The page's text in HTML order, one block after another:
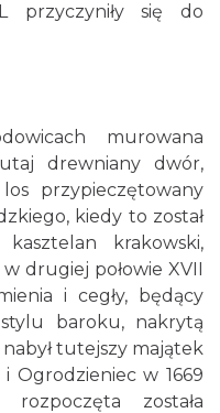
przyczyniły się do
murowana
drewniany dwór,
przypieczętowany
kiedy to został
krakowski,
w drugiej połowie XVII
i cegły, będący
baroku, nakrytą
tutejszy majątek
Ogrodzieniec w 1669
została